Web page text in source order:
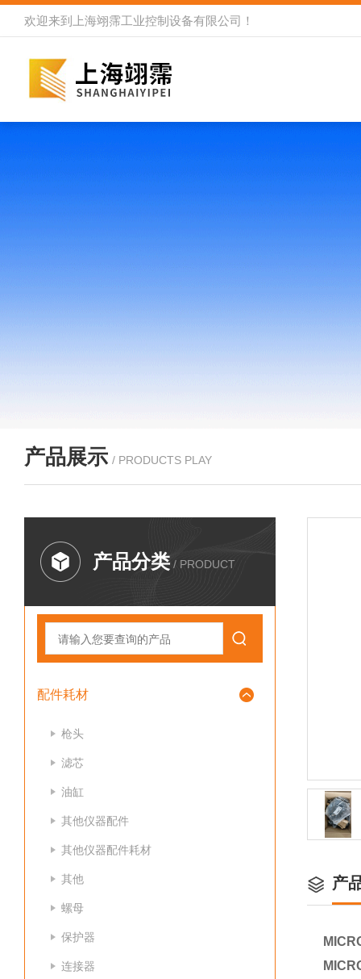
欢迎来到 上海翊霈工业控制设备有限公司 ！
产品展示 / PRODUCTS PLAY
产品分类 / PRODUCT
配件耗材
枪头
滤芯
油缸
其他仪器配件
其他仪器配件耗材
其他
螺母
保护器
连接器
产